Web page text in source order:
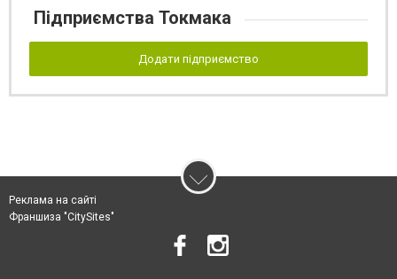
Підприємства Токмака
Додати підприємство
Реклама на сайті
Франшиза "CitySites"